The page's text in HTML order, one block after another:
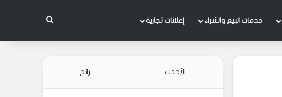
خدمات البيع والشراء إعلانات تجارية بحث عن
الأحدث رائج